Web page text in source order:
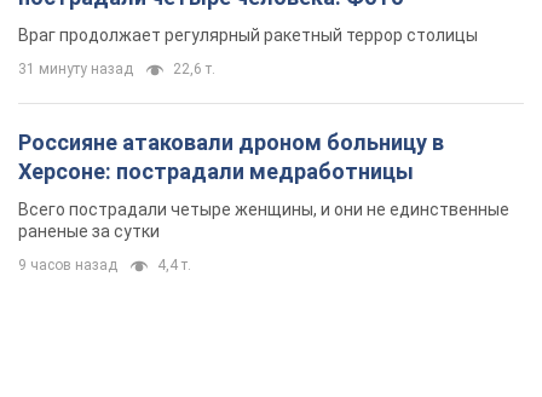
Враг продолжает регулярный ракетный террор столицы
31 минуту назад 22,6 т.
Россияне атаковали дроном больницу в
Херсоне: пострадали медработницы
Всего пострадали четыре женщины, и они не единственные
раненые за сутки
9 часов назад 4,4 т.